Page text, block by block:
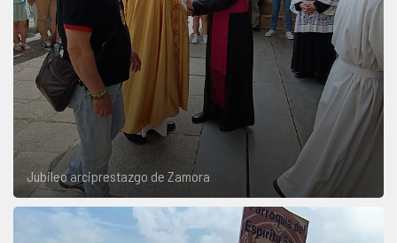
Jubileo arciprestazgo de Zamora